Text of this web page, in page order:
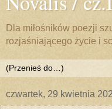
Dla miłośników poezji
rozjaśniającego życie i
czwartek, 29 kwietnia